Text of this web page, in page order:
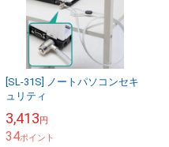
[SL-31S] ノートパソコンセキ
ュリティ
3,413円
34ポイント